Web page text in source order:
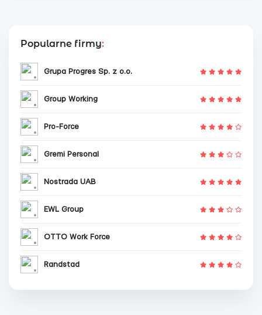
Popularne firmy:
Grupa Progres Sp. z o.o.
Group Working
Pro-Force
Gremi Personal
Nostrada UAB
EWL Group
OTTO Work Force
Randstad